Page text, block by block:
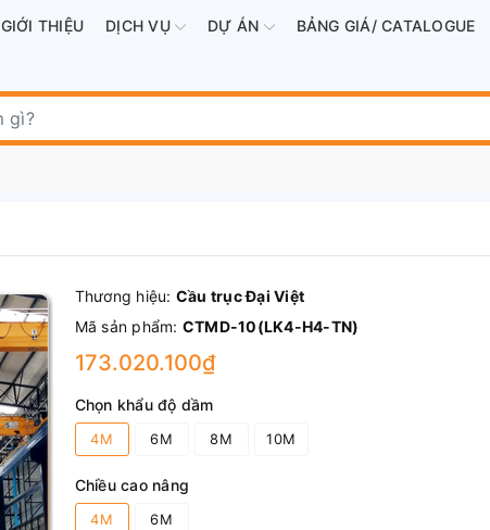
GIỚI THIỆU DỊCH VỤ DỰ ÁN BẢNG GIÁ/ CATALOGUE
Thương hiệu: Cầu trục Đại Việt
Mã sản phẩm: CTMD-10(LK4-H4-TN)
173.020.100₫
Chọn khẩu độ dầm
4M 6M 8M 10M
Chiều cao nâng
4M 6M